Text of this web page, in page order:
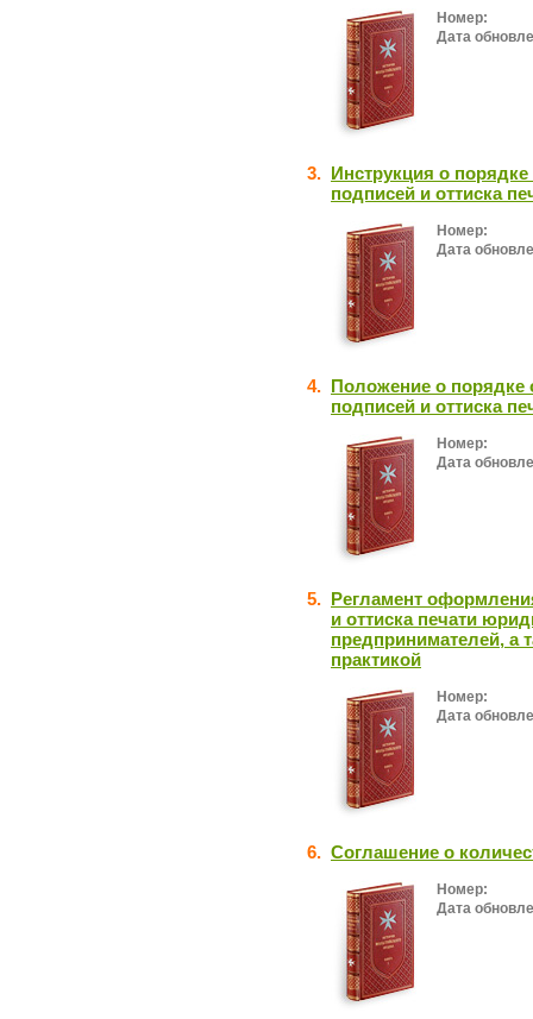
Номер:
Дата
3. Инструкция о
подписей и оттиска
Номер:
Дата
4. Положение о порядке
подписей и оттиска
Номер:
Дата
5. Регламент
и оттиска печати
предпринимателей, а
практикой
Номер:
Дата
6. Соглашение о
Номер:
Дата